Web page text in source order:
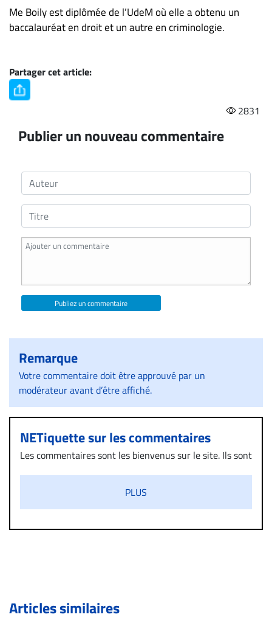
Me Boily est diplômée de l’UdeM où elle a obtenu un
baccalauréat en droit et un autre en criminologie.
Partager cet article:
2831
Publier un nouveau commentaire
Publiez un commentaire
Remarque
Votre commentaire doit être approuvé par un
modérateur avant d’être affiché.
NETiquette sur les commentaires
Les commentaires sont les bienvenus sur le site. Ils sont
diffamatoire. Si malgré cette politique de modération,
un commentaire publié sur le site vous dérange, prenez
immédiatement contact par courriel (info@droit-
de validation, un droit de réponse.
PLUS
Articles similaires